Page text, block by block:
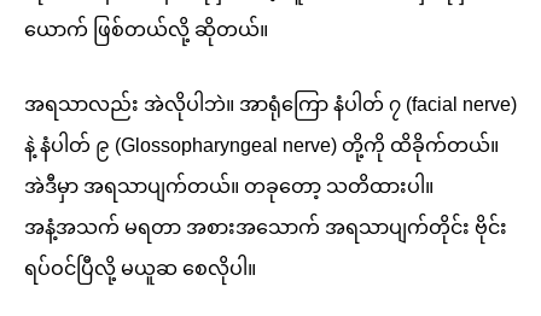
ယောက် ဖြစ်တယ်လို့ ဆိုတယ်။
အရသာလည်း အဲလိုပါဘဲ။ အာရုံကြော နံပါတ် ၇ (facial nerve)
နဲ့ နံပါတ် ၉ (Glossopharyngeal nerve) တို့ကို ထိခိုက်တယ်။
အဲဒီမှာ အရသာပျက်တယ်။ တခုတော့ သတိထားပါ။
အနံ့အသက် မရတာ အစားအသောက် အရသာပျက်တိုင်း ဗိုင်း
ရပ်ဝင်ပြီလို့ မယူဆ စေလိုပါ။